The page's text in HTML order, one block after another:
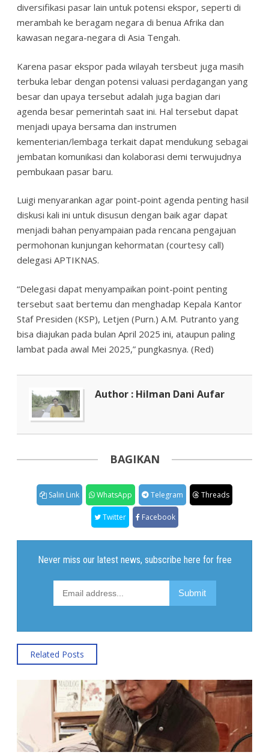
diversifikasi pasar lain untuk potensi ekspor, seperti di
merambah ke beragam negara di benua Afrika dan
kawasan negara-negara di Asia Tengah.
Karena pasar ekspor pada wilayah tersbeut juga masih
terbuka lebar dengan potensi valuasi perdagangan yang
besar dan upaya tersebut adalah juga bagian dari
agenda besar pemerintah saat ini. Hal tersebut dapat
menjadi upaya bersama dan instrumen
kementerian/lembaga terkait dapat mendukung sebagai
jembatan komunikasi dan kolaborasi demi terwujudnya
pembukaan pasar baru.
Luigi menyarankan agar point-point agenda penting hasil
diskusi kali ini untuk disusun dengan baik agar dapat
menjadi bahan penyampaian pada rencana pengajuan
permohonan kunjungan kehormatan (courtesy call)
delegasi APTIKNAS.
“Delegasi dapat menyampaikan point-point penting
tersebut saat bertemu dan menghadap Kepala Kantor
Staf Presiden (KSP), Letjen (Purn.) A.M. Putranto yang
bisa diajukan pada bulan April 2025 ini, ataupun paling
lambat pada awal Mei 2025,” pungkasnya. (Red)
Author : Hilman Dani Aufar
BAGIKAN
Salin Link WhatsApp Telegram Threads
Twitter Facebook
Related Posts